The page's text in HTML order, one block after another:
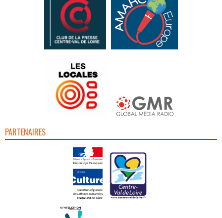
PARTENAIRES